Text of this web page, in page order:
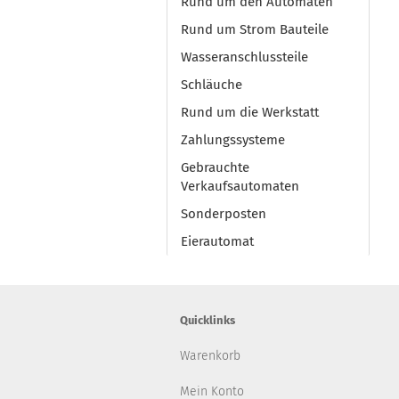
Rund um Strom Bauteile
Wasseranschlussteile
Schläuche
Rund um die Werkstatt
Zahlungssysteme
Gebrauchte
Verkaufsautomaten
Sonderposten
Eierautomat
Quicklinks
Warenkorb
Mein Konto